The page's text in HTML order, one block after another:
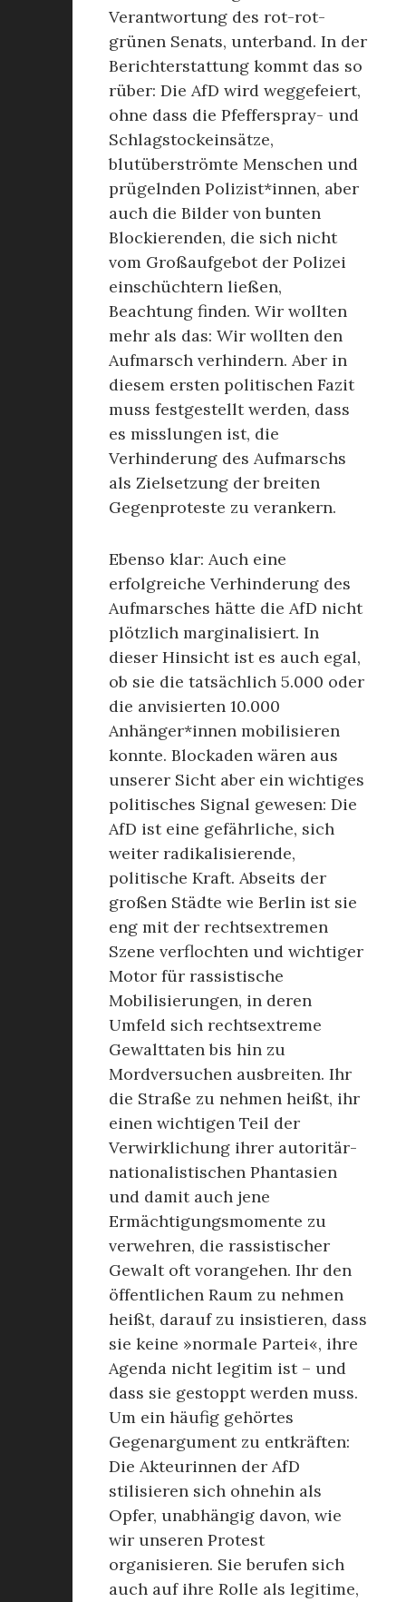
Verantwortung des rot-rot-
grünen Senats, unterband. In der
Berichterstattung kommt das so
rüber: Die AfD wird weggefeiert,
ohne dass die Pfefferspray- und
Schlagstockeinsätze,
blutüberströmte Menschen und
prügelnden Polizist*innen, aber
auch die Bilder von bunten
Blockierenden, die sich nicht
vom Großaufgebot der Polizei
einschüchtern ließen,
Beachtung finden. Wir wollten
mehr als das: Wir wollten den
Aufmarsch verhindern. Aber in
diesem ersten politischen Fazit
muss festgestellt werden, dass
es misslungen ist, die
Verhinderung des Aufmarschs
als Zielsetzung der breiten
Gegenproteste zu verankern.
Ebenso klar: Auch eine
erfolgreiche Verhinderung des
Aufmarsches hätte die AfD nicht
plötzlich marginalisiert. In
dieser Hinsicht ist es auch egal,
ob sie die tatsächlich 5.000 oder
die anvisierten 10.000
Anhänger*innen mobilisieren
konnte. Blockaden wären aus
unserer Sicht aber ein wichtiges
politisches Signal gewesen: Die
AfD ist eine gefährliche, sich
weiter radikalisierende,
politische Kraft. Abseits der
großen Städte wie Berlin ist sie
eng mit der rechtsextremen
Szene verflochten und wichtiger
Motor für rassistische
Mobilisierungen, in deren
Umfeld sich rechtsextreme
Gewalttaten bis hin zu
Mordversuchen ausbreiten. Ihr
die Straße zu nehmen heißt, ihr
einen wichtigen Teil der
Verwirklichung ihrer autoritär-
nationalistischen Phantasien
und damit auch jene
Ermächtigungsmomente zu
verwehren, die rassistischer
Gewalt oft vorangehen. Ihr den
öffentlichen Raum zu nehmen
heißt, darauf zu insistieren, dass
sie keine »normale Partei«, ihre
Agenda nicht legitim ist – und
dass sie gestoppt werden muss.
Um ein häufig gehörtes
Gegenargument zu entkräften:
Die Akteurinnen der AfD
stilisieren sich ohnehin als
Opfer, unabhängig davon, wie
wir unseren Protest
organisieren. Sie berufen sich
auch auf ihre Rolle als legitime,